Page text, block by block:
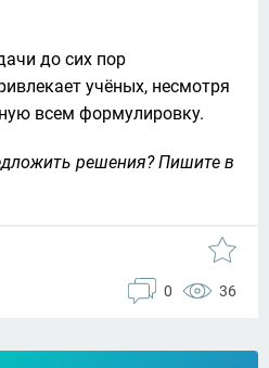
до сих пор
учёных, несмотря
всем формулировку.
решения? Пишите в
0 36